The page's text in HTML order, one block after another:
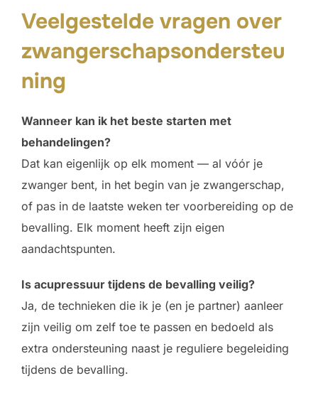
Veelgestelde vragen over
zwangerschapsondersteu
ning
Wanneer kan ik het beste starten met
behandelingen?
Dat kan eigenlijk op elk moment — al vóór je
zwanger bent, in het begin van je zwangerschap,
of pas in de laatste weken ter voorbereiding op de
bevalling. Elk moment heeft zijn eigen
aandachtspunten.
Is acupressuur tijdens de bevalling veilig?
Ja, de technieken die ik je (en je partner) aanleer
zijn veilig om zelf toe te passen en bedoeld als
extra ondersteuning naast je reguliere begeleiding
tijdens de bevalling.